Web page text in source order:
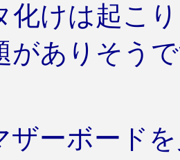
化けは起こ
がありそう
ーボード